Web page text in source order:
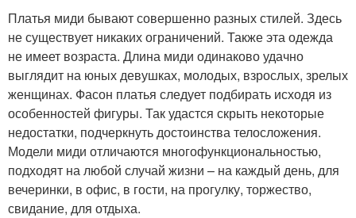
Платья миди бывают совершенно разных стилей. Здесь
не существует никаких ограничений. Также эта одежда
не имеет возраста. Длина миди одинаково удачно
выглядит на юных девушках, молодых, взрослых, зрелых
женщинах. Фасон платья следует подбирать исходя из
особенностей фигуры. Так удастся скрыть некоторые
недостатки, подчеркнуть достоинства телосложения.
Модели миди отличаются многофункциональностью,
подходят на любой случай жизни – на каждый день, для
вечеринки, в офис, в гости, на прогулку, торжество,
свидание, для отдыха.